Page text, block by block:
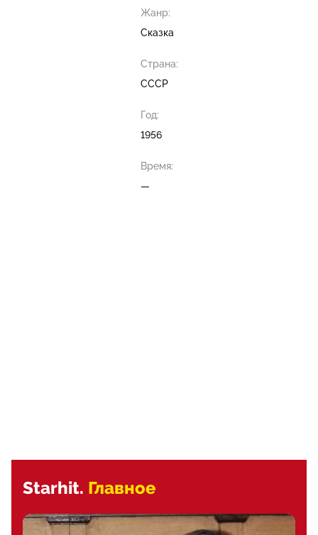
Жанр:
Сказка
Страна:
СССР
Год:
1956
Время:
—
Starhit. Главное